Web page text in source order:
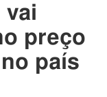
vai
preço
país